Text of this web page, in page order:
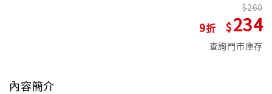
9
260
234
查詢門市庫存
內容簡介